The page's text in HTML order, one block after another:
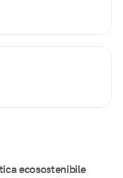
ecosostenibile